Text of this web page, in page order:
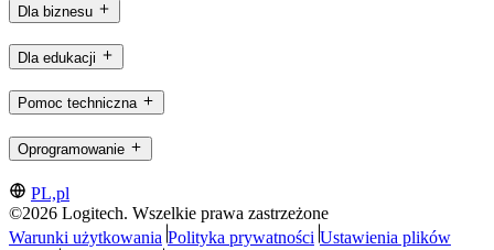
Dla biznesu
Dla edukacji
Pomoc techniczna
Oprogramowanie
PL,pl
©2026 Logitech. Wszelkie prawa zastrzeżone
Warunki użytkowania Polityka prywatności Ustawienia plików